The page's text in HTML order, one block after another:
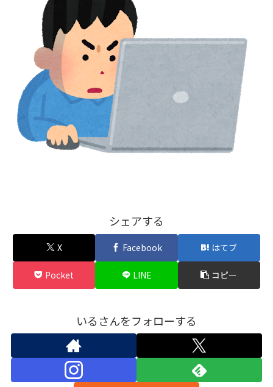
シェアする
X Facebook はてブ
Pocket LINE コピー
いるさんをフォローする